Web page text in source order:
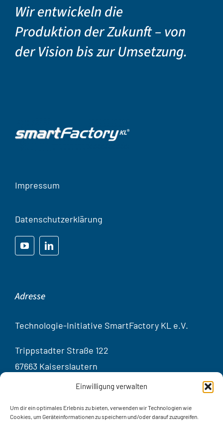
Einwilligung verwalten
Um dir ein optimales Erlebnis zu bieten, verwenden wir Technologien wie
Cookies, um Geräteinformationen zu speichern und/oder darauf zuzugreifen.
Wir entwickeln die
Produktion der Zukunft – von
der Vision bis zur Umsetzung.
Impressum
Datenschutzerklärung
Adresse
Technologie-Initiative SmartFactory KL e.V.
Trippstadter Straße 122
67663 Kaiserslautern
Kontakt